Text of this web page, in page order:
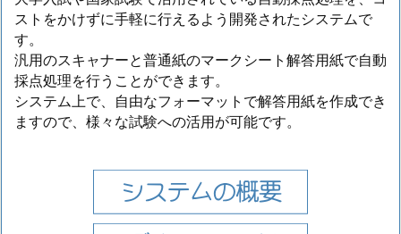
ストをかけずに手軽に行えるよう開発されたシステムで
す。
汎用のスキャナーと普通紙のマークシート解答用紙で自動
採点処理を行うことができます。
システム上で、自由なフォーマットで解答用紙を作成でき
ますので、様々な試験への活用が可能です。